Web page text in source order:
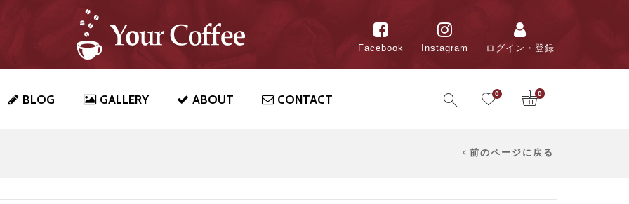
Facebook Instagram ログイン・登録
BLOG GALLERY ABOUT CONTACT 0 0
前のページに戻る